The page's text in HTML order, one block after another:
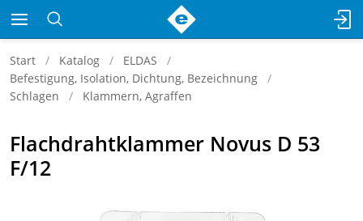
Start Katalog
ELDAS
Befestigung, Isolation, Dichtung, Bezeichnung
Schlagen
Klammern, Agraffen
Flachdrahtklammer Novus D 53
F/12